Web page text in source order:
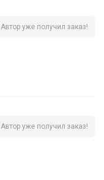
Автор уже получил заказ!
Автор уже получил заказ!